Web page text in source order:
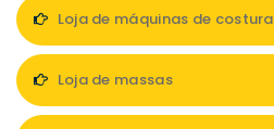
Loja de máquinas de costura
Loja de massas